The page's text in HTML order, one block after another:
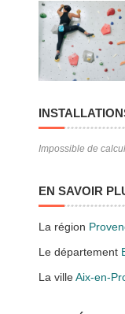
Impossible de
EN SAVOIR
La région
Le département
La villeAix-en-